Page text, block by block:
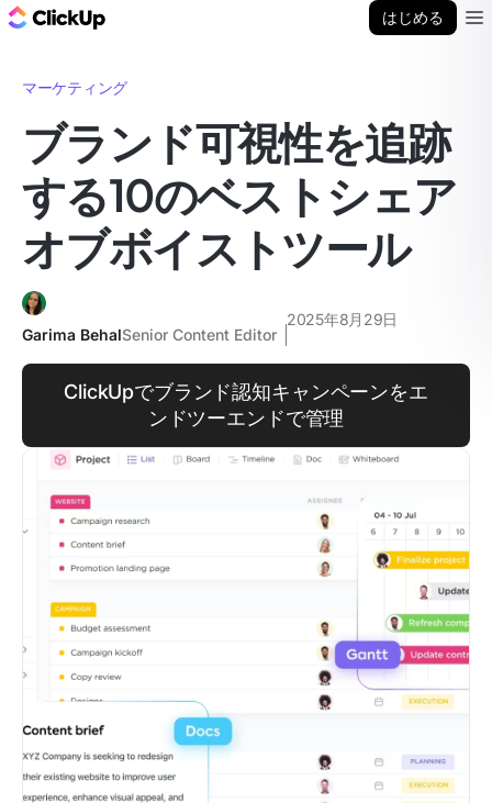
はじめる
マーケティング
ブランド可視性を追跡
する10のベストシェア
オブボイストツール
Garima BehalSenior Content Editor
2025年8月29日
ClickUpでブランド認知キャンペーンをエ
ンドツーエンドで管理